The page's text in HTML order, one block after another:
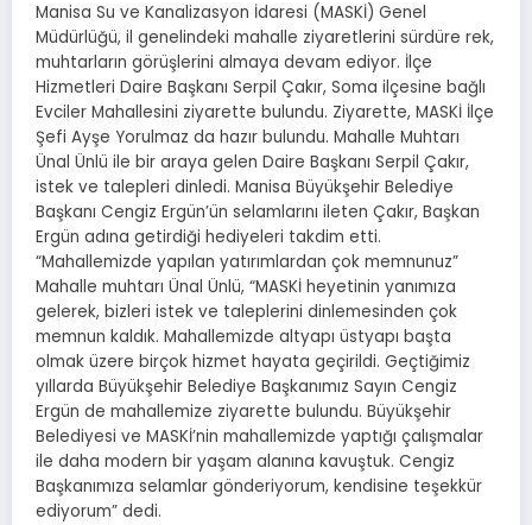
Manisa Su ve Kanalizasyon İdaresi (MASKİ) Genel
Müdürlüğü, il genelindeki mahalle ziyaretlerini sürdüre rek,
muhtarların görüşlerini almaya devam ediyor. İlçe
Hizmetleri Daire Başkanı Serpil Çakır, Soma ilçesine bağlı
Evciler Mahallesini ziyarette bulundu. Ziyarette, MASKİ İlçe
Şefi Ayşe Yorulmaz da hazır bulundu. Mahalle Muhtarı
Ünal Ünlü ile bir araya gelen Daire Başkanı Serpil Çakır,
istek ve talepleri dinledi. Manisa Büyükşehir Belediye
Başkanı Cengiz Ergün’ün selamlarını ileten Çakır, Başkan
Ergün adına getirdiği hediyeleri takdim etti.
“Mahallemizde yapılan yatırımlardan çok memnunuz”
Mahalle muhtarı Ünal Ünlü, “MASKİ heyetinin yanımıza
gelerek, bizleri istek ve taleplerini dinlemesinden çok
memnun kaldık. Mahallemizde altyapı üstyapı başta
olmak üzere birçok hizmet hayata geçirildi. Geçtiğimiz
yıllarda Büyükşehir Belediye Başkanımız Sayın Cengiz
Ergün de mahallemize ziyarette bulundu. Büyükşehir
Belediyesi ve MASKİ’nin mahallemizde yaptığı çalışmalar
ile daha modern bir yaşam alanına kavuştuk. Cengiz
Başkanımıza selamlar gönderiyorum, kendisine teşekkür
ediyorum” dedi.